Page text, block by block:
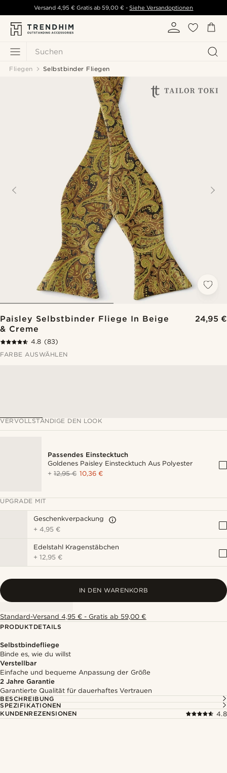
Suchen
Versand 4,95 € Gratis ab 59,00 € - Siehe Versandoptionen
Fliegen Selbstbinder Fliegen
Paisley Selbstbinder Fliege In Beige
& Creme
24,95 €
4.8 (83)
FARBE AUSWÄHLEN
VERVOLLSTÄNDIGE DEN LOOK
Passendes Einstecktuch
Goldenes Paisley Einstecktuch Aus Polyester
+12,95 € 10,36 €
UPGRADE MIT
Geschenkverpackung
+4,95 €
Edelstahl Kragenstäbchen
+12,95 €
IN DEN WARENKORB
Standard-Versand 4,95 € - Gratis ab 59,00 €
PRODUKTDETAILS
Selbstbindefliege
Binde es, wie du willst
Verstellbar
Einfache und bequeme Anpassung der Größe
2 Jahre Garantie
Garantierte Qualität für dauerhaftes Vertrauen
BESCHREIBUNG
SPEZIFIKATIONEN
KUNDENREZENSIONEN
4.8